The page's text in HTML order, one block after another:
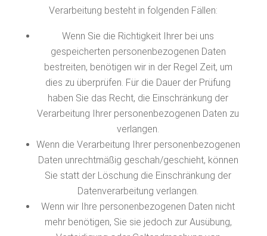
Verarbeitung besteht in folgenden Fällen:
Wenn Sie die Richtigkeit Ihrer bei uns
gespeicherten personenbezogenen Daten
bestreiten, benötigen wir in der Regel Zeit, um
dies zu überprüfen. Für die Dauer der Prüfung
haben Sie das Recht, die Einschränkung der
Verarbeitung Ihrer personenbezogenen Daten zu
verlangen.
Wenn die Verarbeitung Ihrer personenbezogenen
Daten unrechtmäßig geschah/geschieht, können
Sie statt der Löschung die Einschränkung der
Datenverarbeitung verlangen.
Wenn wir Ihre personenbezogenen Daten nicht
mehr benötigen, Sie sie jedoch zur Ausübung,